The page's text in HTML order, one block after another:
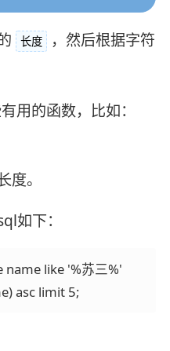
长度
，然后根据字符
用的函数，比如：
。
如下：
like '%苏三%'
asc limit 5;